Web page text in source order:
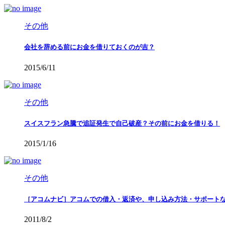
その他
会社を辞める前にお金を借りておくのが吉？
2015/6/11
その他
スイスフラン急騰で追証発生で自己破産？その前にお金を借りる！
2015/1/16
その他
［アコムナビ］アコムでの借入・返済や、申し込み方法・サポート
2011/8/2